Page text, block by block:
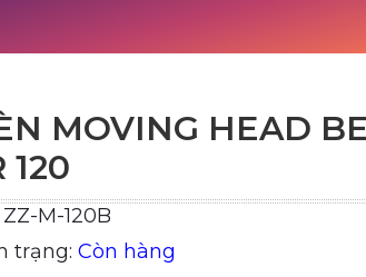
MOVING HEAD
120
ZZ-M-120B
trạng: Còn hàng